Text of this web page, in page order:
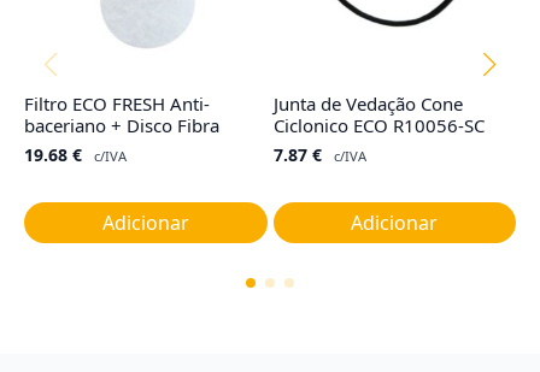
Filtro ECO FRESH Anti-
baceriano + Disco Fibra
19.68 € c/IVA
Adicionar
Junta de Vedação Cone
Ciclonico ECO R10056-SC
7.87 € c/IVA
Adicionar